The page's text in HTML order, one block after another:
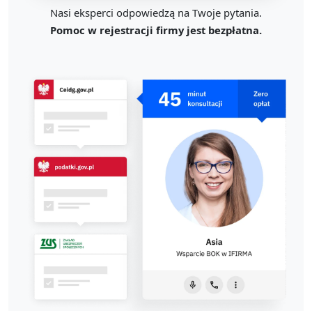
Nasi eksperci odpowiedzą na Twoje pytania.
Pomoc w rejestracji firmy jest bezpłatna.